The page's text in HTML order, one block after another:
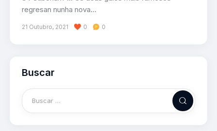
regresan nunha nova…
21 Outubro, 2021 0 0
Buscar